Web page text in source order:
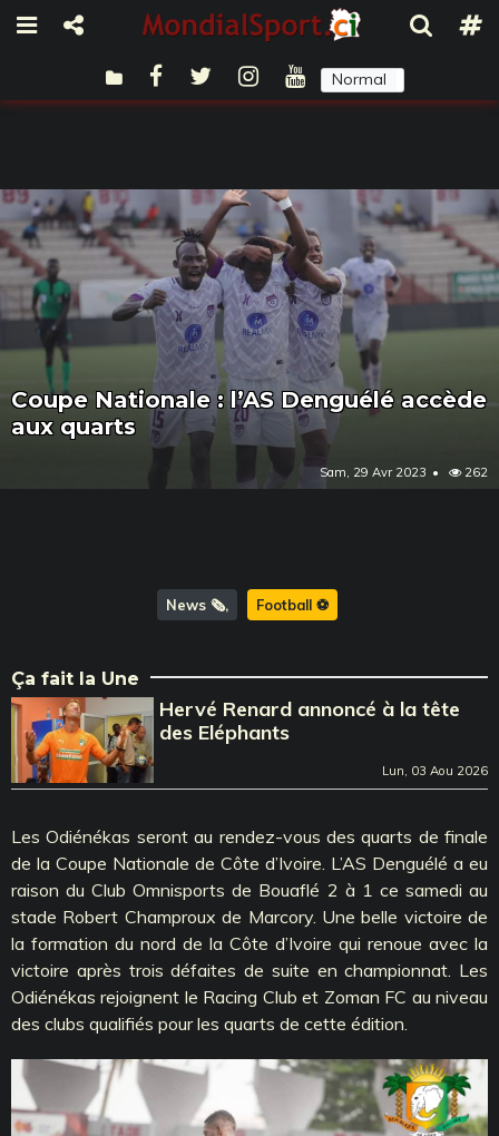
Normal
Coupe Nationale : l’AS Denguélé accède
aux quarts
Sam, 29 Avr 2023 262
News 🗞️ Football ⚽️
Ça fait la Une
Hervé Renard annoncé à la tête
des Eléphants
Lun, 03 Aou 2026
Les Odiénékas seront au rendez-vous des quarts de finale
de la Coupe Nationale de Côte d’Ivoire. L’AS Denguélé a eu
raison du Club Omnisports de Bouaflé 2 à 1 ce samedi au
stade Robert Champroux de Marcory. Une belle victoire de
la formation du nord de la Côte d’Ivoire qui renoue avec la
victoire après trois défaites de suite en championnat. Les
Odiénékas rejoignent le Racing Club et Zoman FC au niveau
des clubs qualifiés pour les quarts de cette édition.